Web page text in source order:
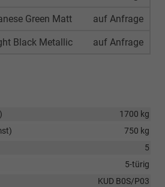
Green Matt auf Anfrage
Black Metallic auf Anfrage
1700 kg
750 kg
5
5-türig
KUD B0S/P03